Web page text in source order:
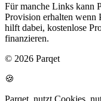
Für manche Links kann
Provision erhalten wenn
hilft dabei, kostenlose
finanzieren.
© 2026 Parqet
🍪
Parqet nutzt Cookies.